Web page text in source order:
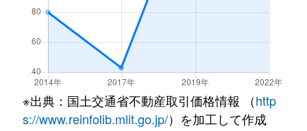
※出典：国土交通省不動産取引価格情報 （http
s://www.reinfolib.mlit.go.jp/）を加工して作成